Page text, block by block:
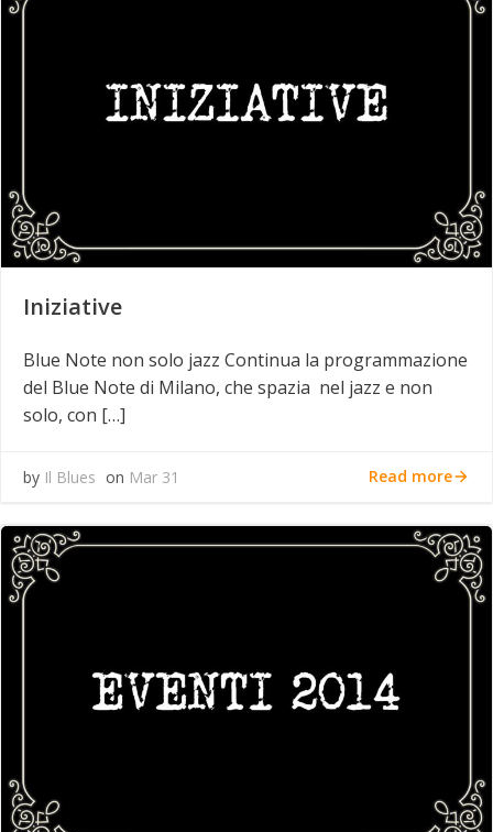
Iniziative
Blue Note non solo jazz Continua la programmazione
del Blue Note di Milano, che spazia nel jazz e non
solo, con […]
by Il Blues on Mar 31 Read more